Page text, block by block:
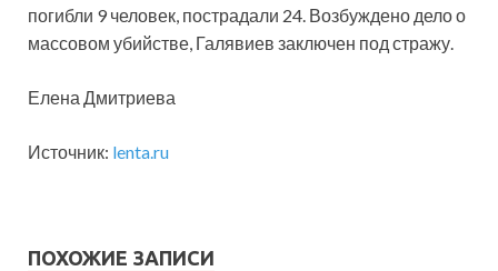
погибли 9 человек, пострадали 24. Возбуждено дело о
массовом убийстве, Галявиев заключен под стражу.
Елена Дмитриева
Источник: lenta.ru
ПОХОЖИЕ ЗАПИСИ